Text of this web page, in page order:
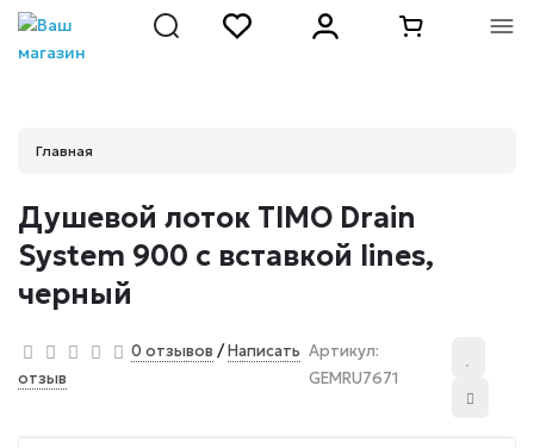
Главная
Душевой лоток TIMO Drain
System 900 с вставкой lines,
черный
0 отзывов /Написать
отзыв
Артикул:
GEMRU7671